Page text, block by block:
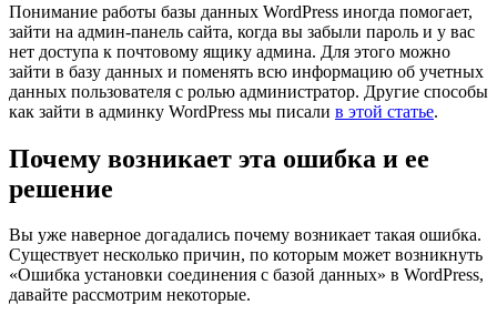
Понимание работы базы данных WordPress иногда помогает,
зайти на админ-панель сайта, когда вы забыли пароль и у вас
нет доступа к почтовому ящику админа. Для этого можно
зайти в базу данных и поменять всю информацию об учетных
данных пользователя с ролью администратор. Другие способы
как зайти в админку WordPress мы писали в этой статье.
Почему возникает эта ошибка и ее
решение
Вы уже наверное догадались почему возникает такая ошибка.
Существует несколько причин, по которым может возникнуть
«Ошибка установки соединения с базой данных» в WordPress,
давайте рассмотрим некоторые.